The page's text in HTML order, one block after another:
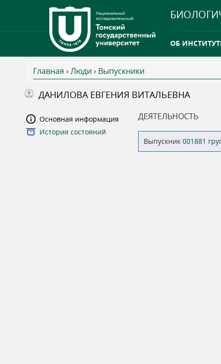
ОБ
ТГУ ОТКРЫЛ
В
ы
з
Главная › Люди › Выпускники
ДАНИЛОВА ЕВГЕНИЯ ВИТАЛЬЕВНА
Основная информация
История состояний
ДЕЯТЕЛЬНОСТЬ
Выпускник 001881